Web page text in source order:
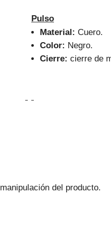
Pulso
Material: Cuero.
Color: Negro.
Cierre: cierre de
del producto.